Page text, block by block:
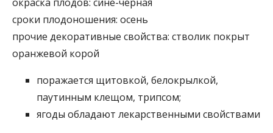
сроки плодоношения: осень
прочие декоративные свойства: стволик покрыт
оранжевой корой
поражается щитовкой, белокрылкой,
паутинным клещом, трипсом;
ягоды обладают лекарственными свойствами